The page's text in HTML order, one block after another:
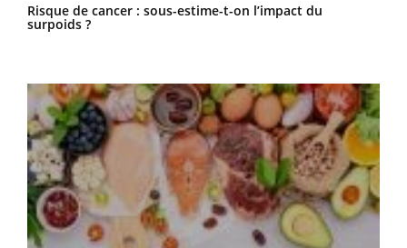
Risque de cancer : sous-estime-t-on l’impact du
surpoids ?